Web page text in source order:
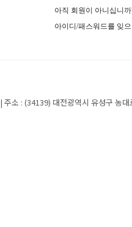
아직 회원이 아니십니
아이디/패스워드를 잊
| 주소 : (34139) 대전광역시 유성구 농